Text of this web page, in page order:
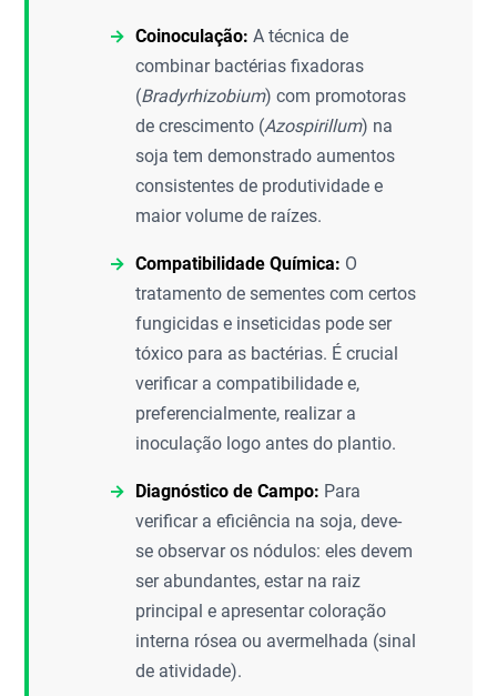
Coinoculação: A técnica de
combinar bactérias fixadoras
(Bradyrhizobium) com promotoras
de crescimento (Azospirillum) na
soja tem demonstrado aumentos
consistentes de produtividade e
maior volume de raízes.
Compatibilidade Química: O
tratamento de sementes com certos
fungicidas e inseticidas pode ser
tóxico para as bactérias. É crucial
verificar a compatibilidade e,
preferencialmente, realizar a
inoculação logo antes do plantio.
Diagnóstico de Campo: Para
verificar a eficiência na soja, deve-
se observar os nódulos: eles devem
ser abundantes, estar na raiz
principal e apresentar coloração
interna rósea ou avermelhada (sinal
de atividade).